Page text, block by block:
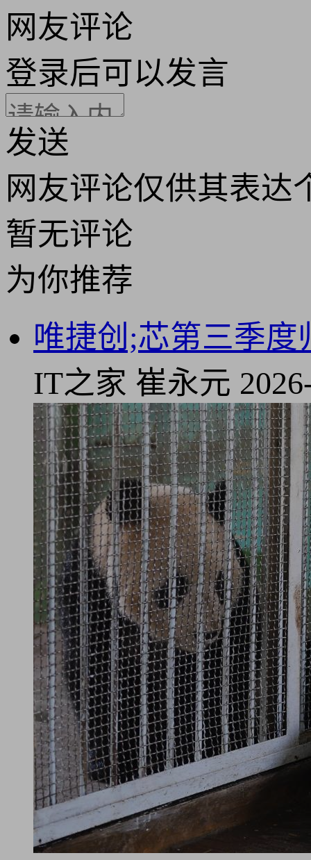
网友评论
登录后可以发言
发送
网友评论仅供其表达
暂无评论
为你推荐
唯捷创;芯第三季度
IT之家 崔永元